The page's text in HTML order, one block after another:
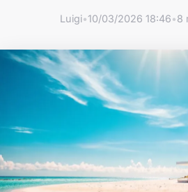
Luigi•10/03/2026 18:46•8